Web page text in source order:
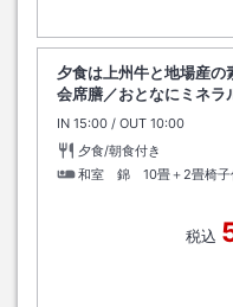
夕食は上州牛と地場産
会席膳／おとなにミネラ
IN チェックイン
15:00 / OUT チェックアウト
10:00
夕食/朝食付き
和室 錦 10畳＋2畳椅子
税込